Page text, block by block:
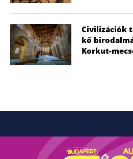
Civilizációk
kő
Korkut-